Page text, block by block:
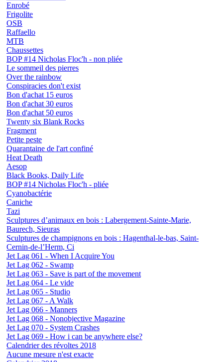
Enrobé
Frigolite
OSB
Raffaello
MTB
Chaussettes
BOP #14 Nicholas Floc'h - non pliée
Le sommeil des pierres
Over the rainbow
Conspiracies don't exist
Bon d'achat 15 euros
Bon d'achat 30 euros
Bon d'achat 50 euros
Twenty six Blank Rocks
Fragment
Petite peste
Quarantaine de l'art confiné
Heat Death
Aesop
Black Books, Daily Life
BOP #14 Nicholas Floc'h - pliée
Cyanobactérie
Caniche
Tazi
Sculptures d’animaux en bois : Labergement-Sainte-Marie,
Baurech, Sieuras
Sculptures de champignons en bois : Hagenthal-le-bas, Saint-
Cernin-de-l’Herm, Ci
Jet Lag 061 - When I Acquire You
Jet Lag 062 - Swamp
Jet Lag 063 - Save is part of the movement
Jet Lag 064 - Le vide
Jet Lag 065 - Studio
Jet Lag 067 - A Walk
Jet Lag 066 - Manners
Jet Lag 068 - Nonobjective Magazine
Jet Lag 070 - System Crashes
Jet Lag 069 - How i can be anywhere else?
Calendrier des révoltes 2018
Aucune mesure n'est exacte